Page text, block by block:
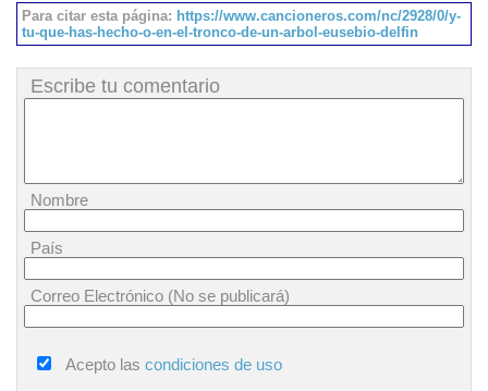
Para citar esta página: https://www.cancioneros.com/nc/2928/0/y-
tu-que-has-hecho-o-en-el-tronco-de-un-arbol-eusebio-delfin
Escribe tu comentario
Nombre
País
Correo Electrónico (No se publicará)
Acepto las condiciones de uso